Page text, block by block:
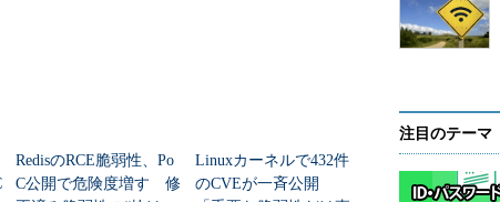
RedisのRCE脆弱性、Po
C公開で危険度増す 修
Linuxカーネルで432件
のCVEが一斉公開
注目のテーマ